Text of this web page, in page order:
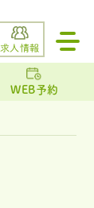
求人情報
toggle
WEB予約